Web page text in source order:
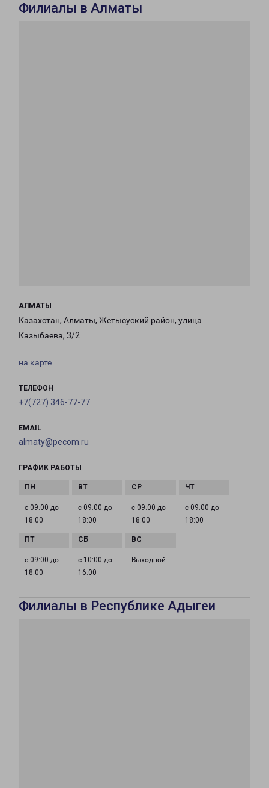
Филиалы в Алматы
АЛМАТЫ
Казахстан, Алматы, Жетысуский район, улица
Казыбаева, 3/2
на карте
ТЕЛЕФОН
+7(727) 346-77-77
EMAIL
almaty@pecom.ru
ГРАФИК РАБОТЫ
с 09:00 до
18:00
с 09:00 до
18:00
с 09:00 до
18:00
с 09:00 до
18:00
с 09:00 до
18:00
с 10:00 до
16:00
Выходной
Филиалы в Республике Адыгеи